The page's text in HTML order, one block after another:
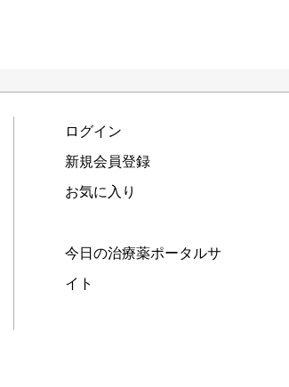
ログイン
新規会員登録
お気に入り
今日の治療薬ポータルサ
イト